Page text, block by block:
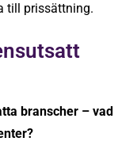
till prissättning.
branscher – vad